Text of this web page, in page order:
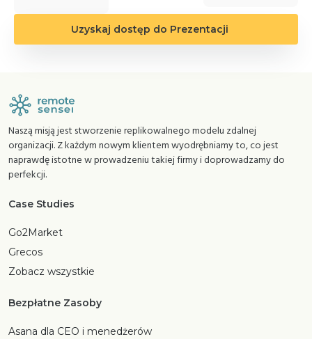
Uzyskaj dostęp do Prezentacji
Naszą misją jest stworzenie replikowalnego modelu zdalnej
organizacji. Z każdym nowym klientem wyodrębniamy to, co jest
naprawdę istotne w prowadzeniu takiej firmy i doprowadzamy do
perfekcji.
Case Studies
Go2Market
Grecos
Zobacz wszystkie
Bezpłatne Zasoby
Asana dla CEO i menedżerów